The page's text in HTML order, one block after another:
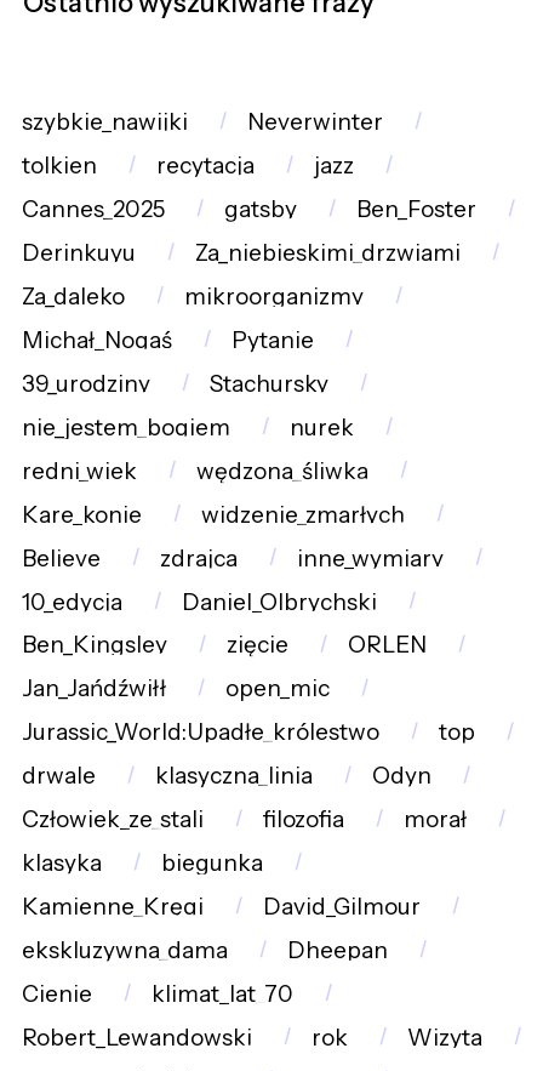
szybkie_nawijki
Neverwinter
tolkien
recytacja
jazz
Cannes_2025
gatsby
Ben_Foster
Derinkuyu
Za_niebieskimi_drzwiami
Za_daleko
mikroorganizmy
Michał_Nogaś
Pytanie
39_urodziny
Stachursky
nie_jestem_bogiem
nurek
redni_wiek
wędzona_śliwka
Kare_konie
widzenie_zmarłych
Believe
zdrajca
inne_wymiary
10_edycja
Daniel_Olbrychski
Ben_Kingsley
zięcie
ORLEN
Jan_Jańdźwiłł
open_mic
Jurassic_World:Upadłe_królestwo
top
drwale
klasyczna_linia
Odyn
Człowiek_ze_stali
filozofia
morał
klasyka
biegunka
Kamienne_Kręgi
David_Gilmour
ekskluzywna_dama
Dheepan
Cienie
klimat_lat_70
Robert_Lewandowski
rok
Wizyta